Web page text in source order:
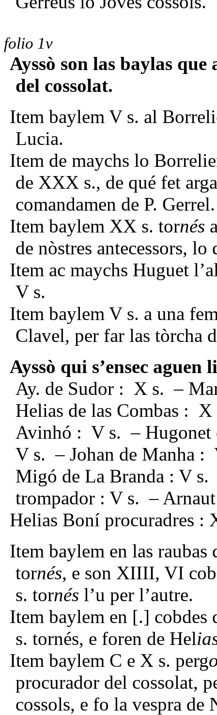
folio 1v
Ayssò son las baylas
del cossolat.
Item baylem V s. al
Lucia.
Item de maychs lo
de XXX s., de qué fet
comandamen de P. Gerrel.
Item baylem XX s. tornés
de nòstres antecessors,
Item ac maychs Huguet
V s.
Item baylem V s. a una
Clavel, per far las tòrcha
Ayssò qui s’ensec
Ay. de Sudor : X s. –
Helias de las Combas :
Avinhó : V s. – Hugonet
V s. – Johan de Manha
Migó de La Branda : V
trompador : V s. –
Helias Boní procuradres :
Item baylem en las
tornés, e son XIIII, VI
s. tornés l’u per l’autre.
Item baylem en [.]
s. tornés, e foren de Hel
Item baylem C e X s. perg
procurador del cossolat,
cossols, e fo la vespra de